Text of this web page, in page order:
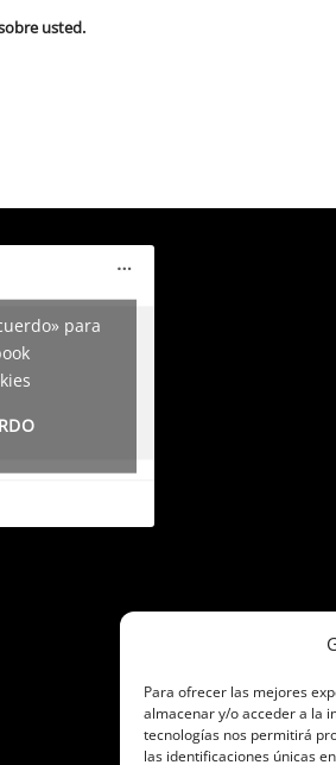
Para ofrecer las mejores
almacenar y/o acceder a la
tecnologías nos permitirá
las identificaciones únicas
usted.
para